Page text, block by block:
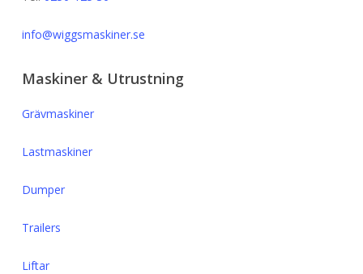
info@wiggsmaskiner.se
Maskiner & Utrustning
Grävmaskiner
Lastmaskiner
Dumper
Trailers
Liftar